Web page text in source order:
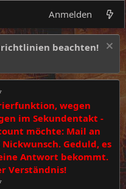
Anmelden
beachten!
wegen
im Sekundentakt -
möchte: Mail an
Geduld, es
Antwort bekommt.
Verständnis!